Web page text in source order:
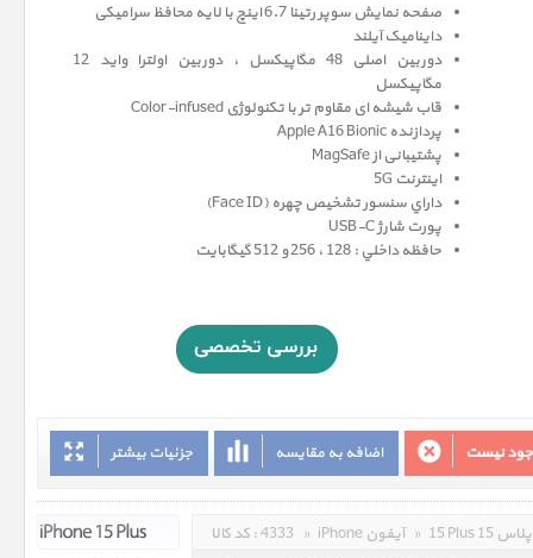
صفحه نمايش سوپر رتينا 6.7 اينچ با لایه محافظ سرامیکی
داینامیک آیلند
دوربین اصلی 48 مگاپیکسل ، دوربین اولترا واید 12
مگاپيکسل
قاب شیشه ای مقاوم تر با تکنولوژی Color-infused
پردازنده Apple A16 Bionic
پشتیبانی از MagSafe
اینترنت 5G
داراي سنسور تشخيص چهره (Face ID)
پورت شارژ USB-C
حافظه داخلي : 128 ، 256 و 512 گيگابايت
جزئیات بیشتر اضافه به مقایسه نیست
کد کالا : 4333 » iPhone آیفون » 15 Plus 15 پلاس